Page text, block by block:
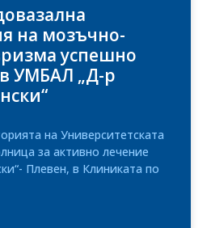
на мозъчно-
успешно
УМБАЛ „Д-р
на Университетската
за активно лечение
Плевен, в Клиниката по